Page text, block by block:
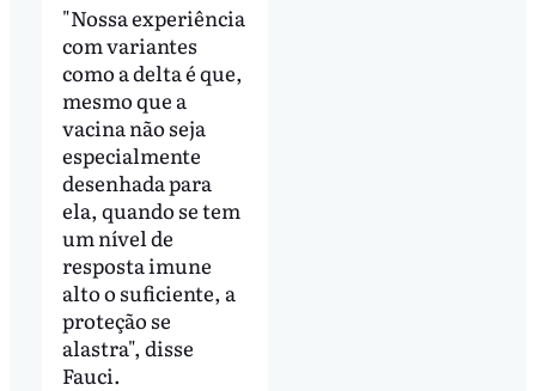
"Nossa experiência
com variantes
como a delta é que,
mesmo que a
vacina não seja
especialmente
desenhada para
ela, quando se tem
um nível de
resposta imune
alto o suficiente, a
proteção se
alastra", disse
Fauci.